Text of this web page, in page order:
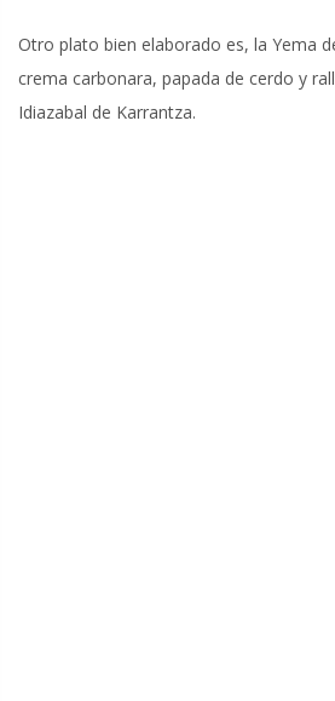
Otro plato bien elaborado es, la Yema
crema carbonara, papada de cerdo y
Idiazabal de Karrantza.